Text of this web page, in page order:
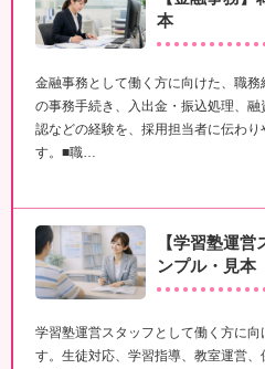
本
金融事務として働く方に向けた、職
の事務手続き、入出金・振込処理、
認などの経験を、採用担当者に伝わ
す。■職…
【学習塾運
ンプル・見本
学習塾運営スタッフとして働く方に
す。生徒対応、学習指導、教室運営